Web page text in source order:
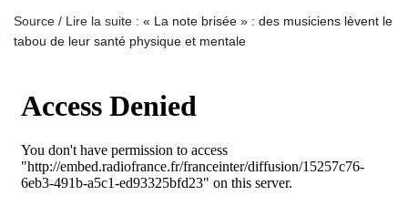
Source / Lire la suite : « La note brisée » : des musiciens lèvent le
tabou de leur santé physique et mentale